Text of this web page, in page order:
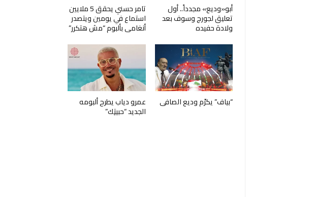
أبو«وديع» مجدداً.. أول
تعليق لجورج وسوف بعد
ولادة حفيده
تامر حسني يحقق 5 ملايين
استماع في يومين ويتصدر
أنغامي بألبوم “مش هتكرر”
“بياف” يكرّم وديع الصافي عمرو دياب يطرح ألبومه
الجديد “حبيتِك”